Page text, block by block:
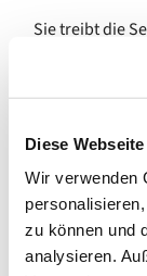
Diese
Wir verwenden
zu können und
analysieren.
Sie treibt die
Berlin
Schwietering-
alle
Hilfe boten,
sich das